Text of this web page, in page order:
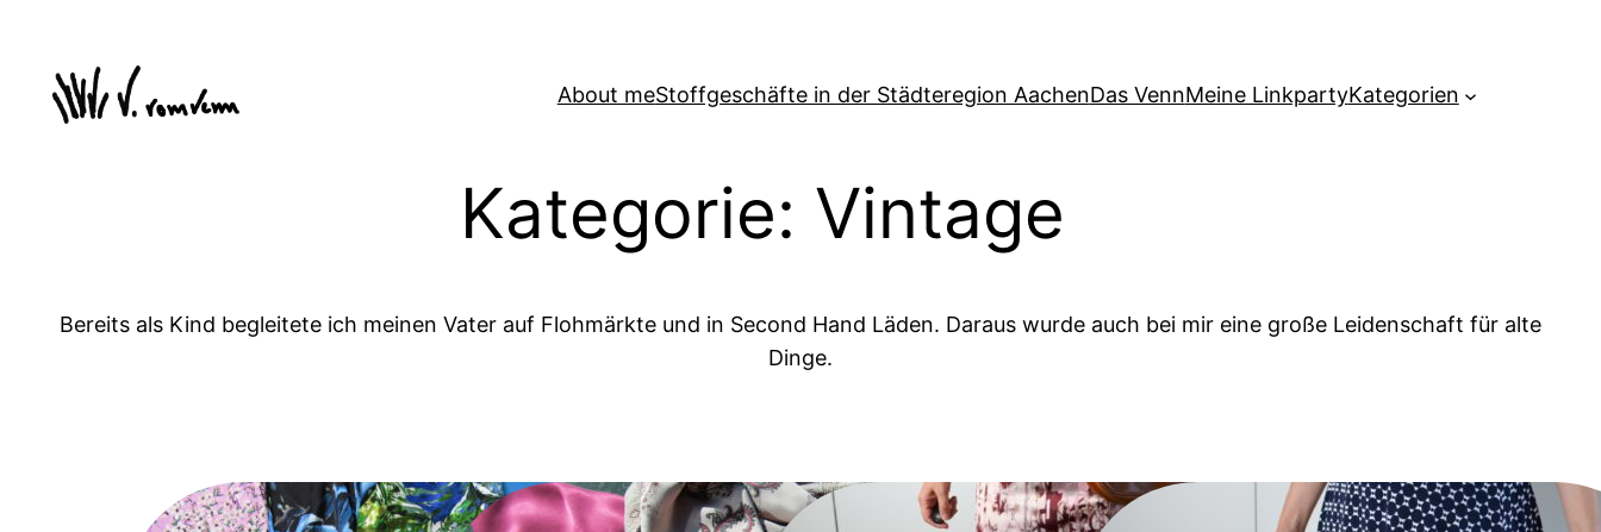
springen
About meStoffgeschäfte in der Städteregion AachenDas VennMeine LinkpartyKategorien
Kategorie: Vintage
Bereits als Kind begleitete ich meinen Vater auf Flohmärkte und in Second Hand Läden. Daraus wurde auch bei mir eine große Leidenschaft für alte
Dinge.